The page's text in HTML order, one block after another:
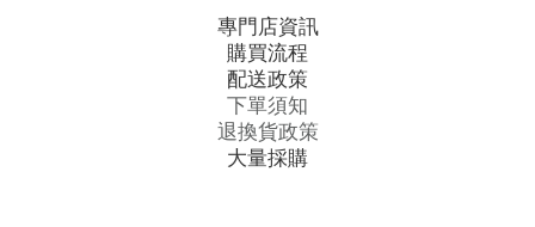
專門店資訊
購買流程
配送政策
下單須知
退換貨政策
大量採購